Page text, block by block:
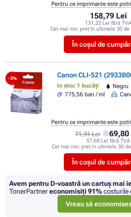
158,79 Lei
131,23 Lei fără TVA
Cel mai mic preț în ultimele 30 de
În coșul de
Pentru ce imprimante este
- 3% Canon CLI-521
In stoc 1 bucăți Negru
775,56 ban / ml
71,91 Lei 69,80
57,69 Lei fără TVA
Cel mai mic preț în ultimele 30
În coșul de
Pentru ce imprimante este
Avem pentru D-voastră un cartuș mai
TonerPartnereconomisiţi 91%costurile
Vreau să